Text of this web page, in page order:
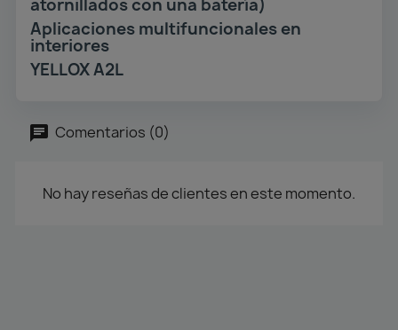
atornillados con una batería)
Aplicaciones multifuncionales en
interiores
YELLOX A2L
Comentarios (0)
No hay reseñas de clientes en este momento.